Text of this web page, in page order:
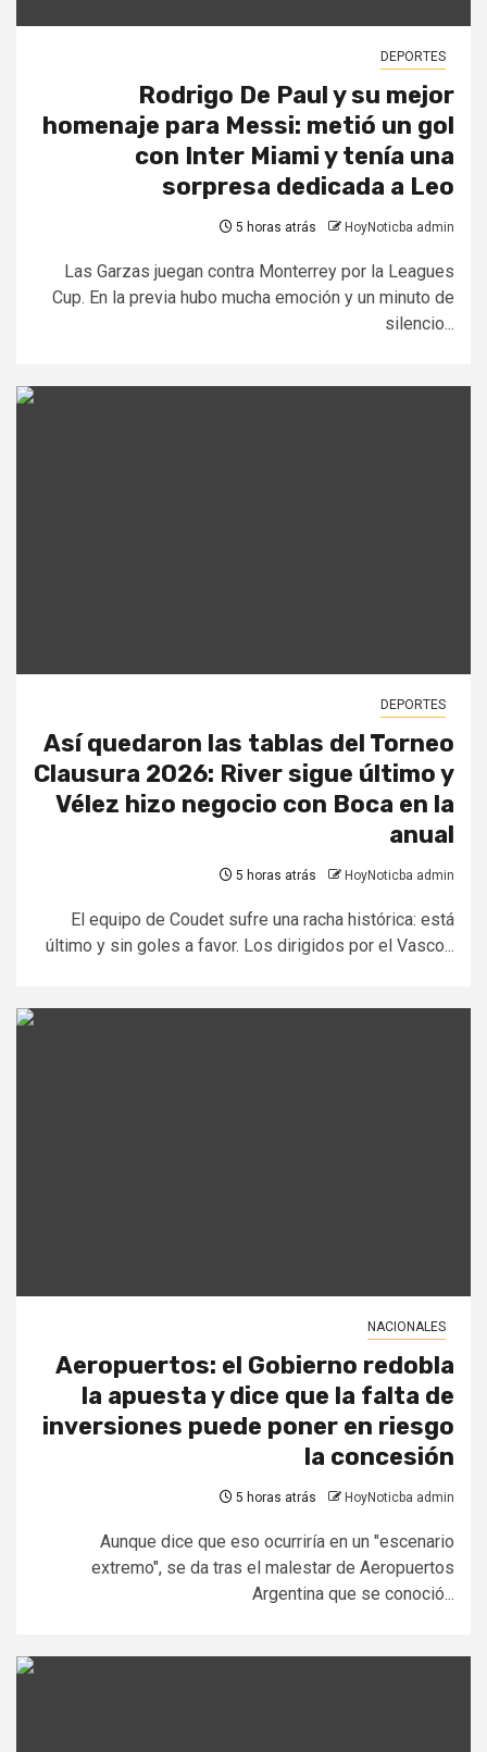
DEPORTES
Rodrigo De Paul y su mejor
homenaje para Messi: metió un gol
con Inter Miami y tenía una
sorpresa dedicada a Leo
5 horas atrás HoyNoticba admin
Las Garzas juegan contra Monterrey por la Leagues
Cup. En la previa hubo mucha emoción y un minuto de
silencio...
DEPORTES
Así quedaron las tablas del Torneo
Clausura 2026: River sigue último y
Vélez hizo negocio con Boca en la
anual
5 horas atrás HoyNoticba admin
El equipo de Coudet sufre una racha histórica: está
último y sin goles a favor. Los dirigidos por el Vasco...
NACIONALES
Aeropuertos: el Gobierno redobla
la apuesta y dice que la falta de
inversiones puede poner en riesgo
la concesión
5 horas atrás HoyNoticba admin
Aunque dice que eso ocurriría en un "escenario
extremo", se da tras el malestar de Aeropuertos
Argentina que se conoció...